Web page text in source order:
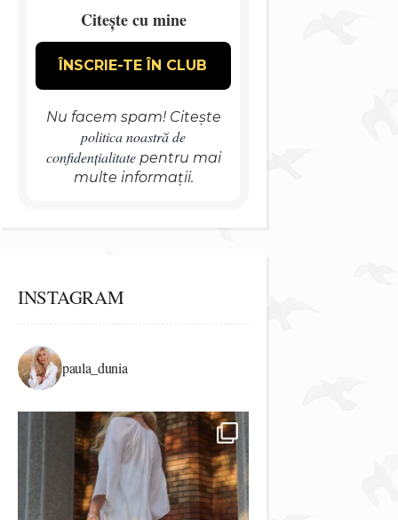
Citește cu mine
Nu facem spam! Citește
politica noastră de
confidențialitatepentru mai
multe informații.
INSTAGRAM
paula_dunia